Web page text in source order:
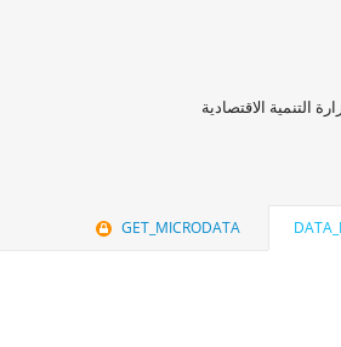
التنمية الاقتصادية
GET_MICRODATA